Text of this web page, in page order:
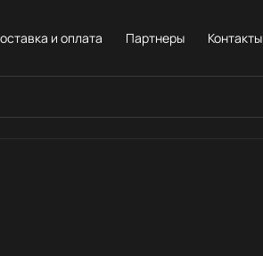
и оплата Партнеры Контакты